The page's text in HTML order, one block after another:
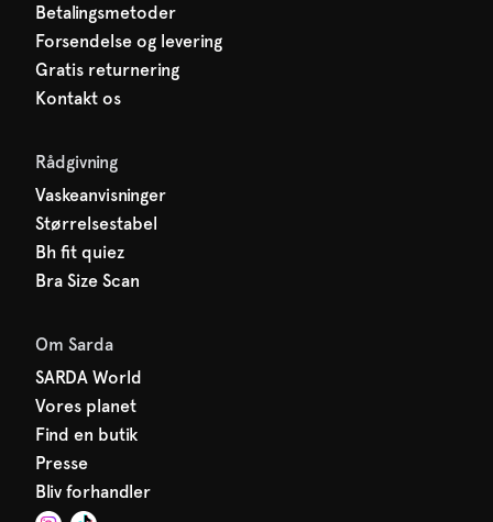
Betalingsmetoder
Forsendelse og levering
Gratis returnering
Kontakt os
Rådgivning
Vaskeanvisninger
Størrelsestabel
Bh fit quiez
Bra Size Scan
Om Sarda
SARDA World
Vores planet
Find en butik
Presse
Bliv forhandler